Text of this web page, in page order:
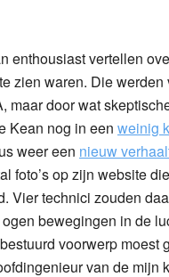
enthousiast vertellen
zien waren. Die werden
maar door wat
Kean nog in een weinig
weer een nieuw
foto’s op zijn website
Vier technici zouden
bewegingen in de
voorwerp
van de mijn